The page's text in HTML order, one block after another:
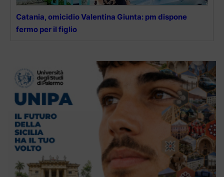
Catania, omicidio Valentina Giunta: pm dispone
fermo per il figlio